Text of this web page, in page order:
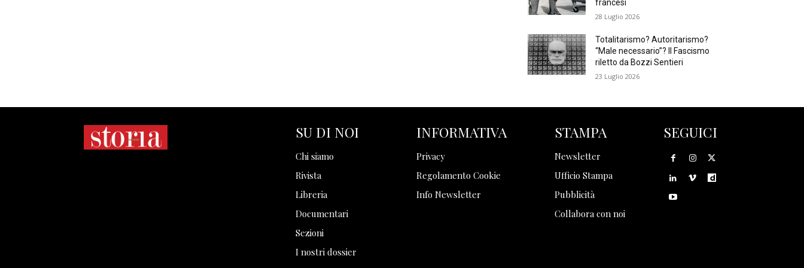
francesi
28 Luglio 2026
Totalitarismo? Autoritarismo?
“Male necessario”? Il Fascismo
riletto da Bozzi Sentieri
23 Luglio 2026
SU DI NOI
Chi siamo
Rivista
Libreria
Documentari
Sezioni
I nostri dossier
INFORMATIVA
Privacy
Regolamento Cookie
Info Newsletter
STAMPA
Newsletter
Ufficio Stampa
Pubblicità
Collabora con noi
SEGUICI